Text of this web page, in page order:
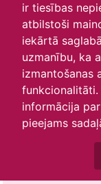
ir tiesības
atbilstoši
iekārtā
uzmanību, ka
izmantošanas
funkcionalitāti.
informācija
pieejams
O